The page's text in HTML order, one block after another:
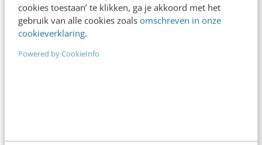
cookies toestaan’ te klikken, ga je akkoord met het
gebruik van alle cookies zoals omschreven in onze
cookieverklaring.
Powered by CookieInfo
+31 30 200 1045
Tarieven
Meer contactopties
Contact